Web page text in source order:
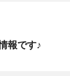
報です♪